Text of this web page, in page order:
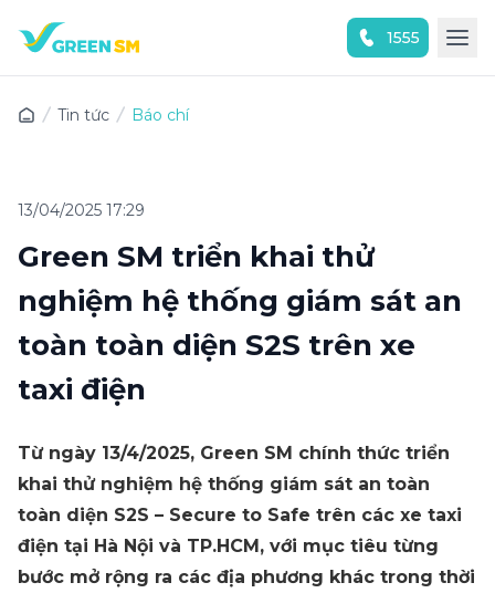
1555
Tin tức Báo chí
13/04/2025 17:29
Green SM triển khai thử
nghiệm hệ thống giám sát an
toàn toàn diện S2S trên xe
taxi điện
Từ ngày 13/4/2025, Green SM chính thức triển
khai thử nghiệm hệ thống giám sát an toàn
toàn diện S2S – Secure to Safe trên các xe taxi
điện tại Hà Nội và TP.HCM, với mục tiêu từng
bước mở rộng ra các địa phương khác trong thời